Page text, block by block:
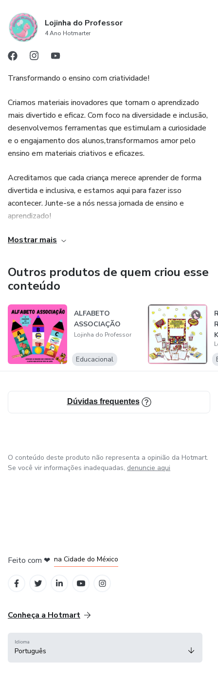
Lojinha do Professor
4 Ano Hotmarter
Transformando o ensino com criatividade!
Criamos materiais inovadores que tornam o aprendizado
mais divertido e eficaz. Com foco na diversidade e inclusão,
desenvolvemos ferramentas que estimulam a curiosidade
e o engajamento dos alunos,transformamos amor pelo
ensino em materiais criativos e eficazes.
Acreditamos que cada criança merece aprender de forma
divertida e inclusiva, e estamos aqui para fazer isso
acontecer. Junte-se a nós nessa jornada de ensino e
aprendizado!
Aviso Importante
❌Criar páginas ou grupos com o mesmo Lojinhado
Professor;
❌ Qualquer prática de SPAM.
❌ Anúncios com promessas falsas ou exageradas.
Mostrar mais
Outros produtos de quem criou esse
conteúdo
ALFABETO
ASSOCIAÇÃO
Lojinha do Professor
Educacional
Dúvidas frequentes
O conteúdo deste produto não representa a opinião da Hotmart.
Se você vir informações inadequadas, denuncie aqui
Feito com ❤ na Cidade do México
Conheça a Hotmart
Idioma
Português